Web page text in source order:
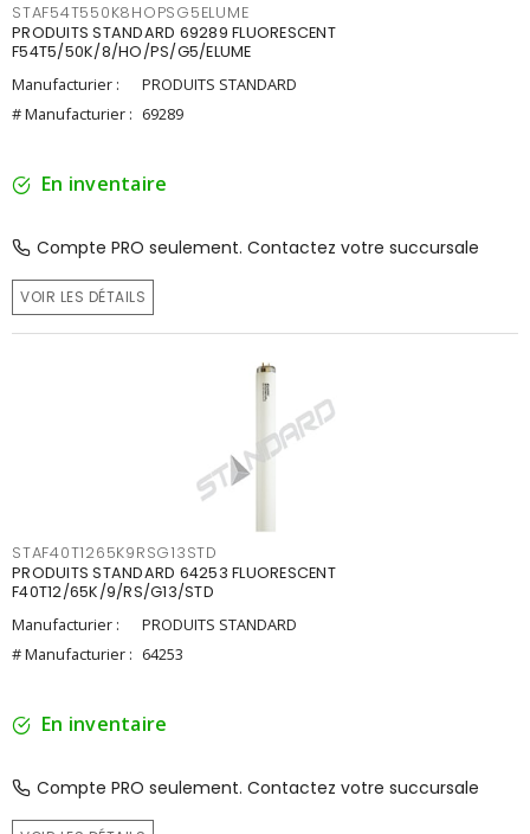
STAF54T550K8HOPSG5ELUME
PRODUITS STANDARD 69289 FLUORESCENT
F54T5/50K/8/HO/PS/G5/ELUME
Manufacturier :
PRODUITS STANDARD
# Manufacturier : 69289
En inventaire
Compte PRO seulement. Contactez votre succursale
VOIR LES DÉTAILS
STAF40T1265K9RSG13STD
PRODUITS STANDARD 64253 FLUORESCENT
F40T12/65K/9/RS/G13/STD
Manufacturier :
PRODUITS STANDARD
# Manufacturier : 64253
En inventaire
Compte PRO seulement. Contactez votre succursale